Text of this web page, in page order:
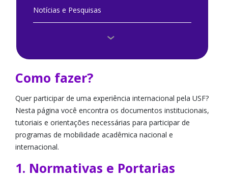
Notícias e Pesquisas
Editais
Perguntas Frequentes
Universidades e Institutos Conveniados
Agências Internacionais e Bolsas
Dicas e Depoimentos
Como fazer?
Quer participar de uma experiência internacional pela USF?
Nesta página você encontra os documentos institucionais,
tutoriais e orientações necessárias para participar de
programas de mobilidade acadêmica nacional e
internacional.
1. Normativas e Portarias